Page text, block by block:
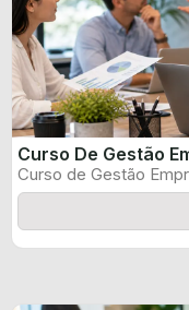
Curso De Gestão
Curso de Gestão
certificado informado